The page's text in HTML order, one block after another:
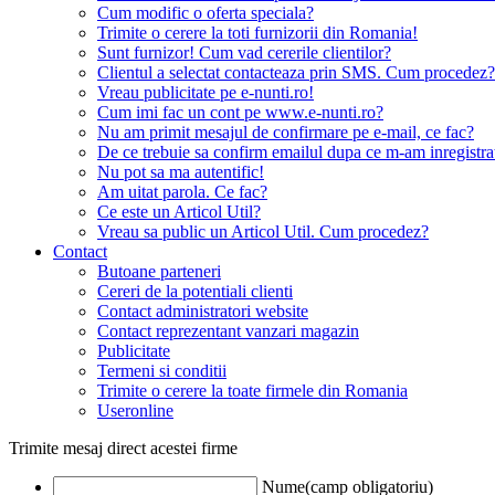
Cum modific o oferta speciala?
Trimite o cerere la toti furnizorii din Romania!
Sunt furnizor! Cum vad cererile clientilor?
Clientul a selectat contacteaza prin SMS. Cum procedez?
Vreau publicitate pe e-nunti.ro!
Cum imi fac un cont pe www.e-nunti.ro?
Nu am primit mesajul de confirmare pe e-mail, ce fac?
De ce trebuie sa confirm emailul dupa ce m-am
Nu pot sa ma autentific!
Am uitat parola. Ce fac?
Ce este un Articol Util?
Vreau sa public un Articol Util. Cum procedez?
Contact
Butoane parteneri
Cereri de la potentiali clienti
Contact administratori website
Contact reprezentant vanzari magazin
Publicitate
Termeni si conditii
Trimite o cerere la toate firmele din Romania
Useronline
Trimite mesaj direct acestei firme
Nume(camp obligatoriu)